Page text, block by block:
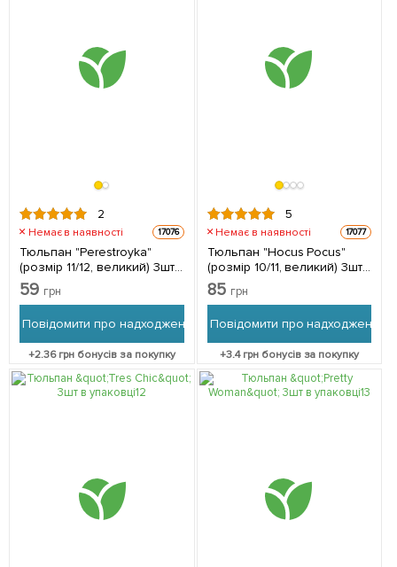
2
Немає в наявності 17076
Тюльпан "Perestroyka"
(розмір 11/12, великий) 3шт
в упаковці
59 грн
Повідомити про надходження
+2.36грн бонусів за покупку
5
Немає в наявності 17077
Тюльпан "Hocus Pocus"
(розмір 10/11, великий) 3шт
в упаковці
85 грн
Повідомити про надходження
+3.4грн бонусів за покупку